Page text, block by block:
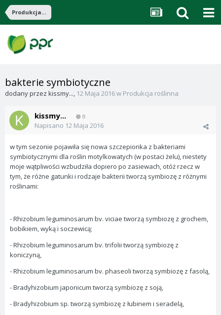
Produkcja roślinna
bakterie symbiotyczne
dodany przez kissmy..., 12 Maja 2016w Produkcja roślinna
kissmy... 0
Napisano 12 Maja 2016
w tym sezonie pojawiła się nowa szczepionka z bakteriami
symbiotycznymi dla roślin motylkowatych (w postaci żelu), niestety
moje wątpliwości wzbudziła dopiero po zasiewach, otóż rzecz w
tym, że różne gatunki i rodzaje bakterii tworzą symbiozę z różnymi
roślinami:
- Rhizobium leguminosarum bv. viciae tworzą symbiozę z grochem,
bobikiem, wyką i soczewicą;
- Rhizobium leguminosarum bv. trifolii tworzą symbiozę z
koniczyną,
- Rhizobium leguminosarum bv. phaseoli tworzą symbiozę z fasolą,
- Bradyhizobium japonicum tworzą symbiozę z soją,
- Bradyhizobium sp. tworzą symbiozę z łubinem i seradelą,